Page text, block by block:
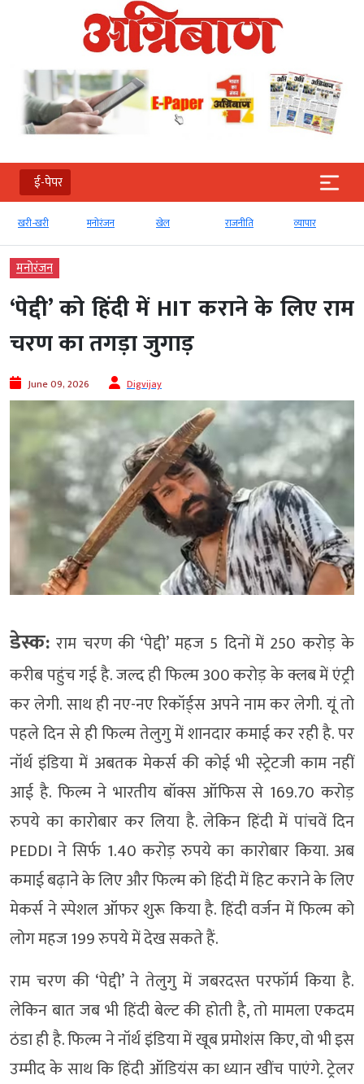
ई-पेपर
खरी-खरी मनोरंजन खेल राजनीति व्‍यापार
मनोरंजन
‘पेद्दी’ को हिंदी में HIT कराने के लिए राम
चरण का तगड़ा जुगाड़
June 09, 2026 Digvijay
डेस्क: राम चरण की ‘पेद्दी’ महज 5 दिनों में 250 करोड़ के
करीब पहुंच गई है. जल्द ही फिल्म 300 करोड़ के क्लब में एंट्री
कर लेगी. साथ ही नए-नए रिकॉर्ड्स अपने नाम कर लेगी. यूं तो
पहले दिन से ही फिल्म तेलुगु में शानदार कमाई कर रही है. पर
नॉर्थ इंडिया में अबतक मेकर्स की कोई भी स्ट्रेटजी काम नहीं
आई है. फिल्म ने भारतीय बॉक्स ऑफिस से 169.70 करोड़
रुपये का कारोबार कर लिया है. लेकिन हिंदी में पांचवें दिन
PEDDI ने सिर्फ 1.40 करोड़ रुपये का कारोबार किया. अब
कमाई बढ़ाने के लिए और फिल्म को हिंदी में हिट कराने के लिए
मेकर्स ने स्पेशल ऑफर शुरू किया है. हिंदी वर्जन में फिल्म को
लोग महज 199 रुपये में देख सकते हैं.
राम चरण की ‘पेद्दी’ ने तेलुगु में जबरदस्त परफॉर्म किया है.
लेकिन बात जब भी हिंदी बेल्ट की होती है, तो मामला एकदम
ठंडा ही है. फिल्म ने नॉर्थ इंडिया में खूब प्रमोशंस किए, वो भी इस
उम्मीद के साथ कि हिंदी ऑडियंस का ध्यान खींच पाएंगे. ट्रेलर